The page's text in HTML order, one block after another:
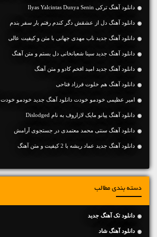
دانلود آهنگ ترکی Ilyas Yalcintas Dunya Senin
دانلود آهنگ دل از عشقش دگر کندم رفتم بار سفر بندم
دانلود آهنگ جديد ناب مهدی جهانی با متن و کیفیت عالی
دانلود آهنگ جديد سینا شعبانخانی دل بستم و متن آهنگ
دانلود آهنگ جديد امید افخم کادو و متن آهنگ
دانلود آهنگ هم خلوت فرزاد فتاحی
امیر عظیمی خودمو خودت دانلود آهنگ جدید خودمو خودت MP3
دانلود آهنگ پیانو مایک لازاروف به نام Dislodged
دانلود آهنگ سنتی محمد معتمدی در جستجوی آرامش
دانلود آهنگ جديد عماد ریشه با 2 کیفیت و متن آهنگ
دسته بندی مطالب
دانلود تک آهنگ جدید
دانلود آهنگ شاد